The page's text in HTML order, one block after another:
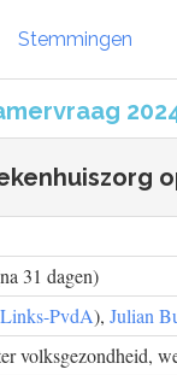
Stemmingen
31 dagen)
PvdA), Julian
volksgezondheid,